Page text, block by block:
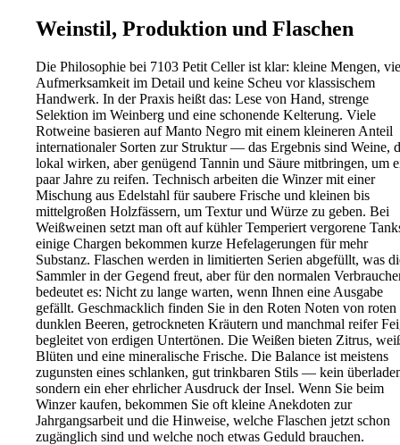
Weinstil, Produktion und Flaschen
Die Philosophie bei 7103 Petit Celler ist klar: kleine Mengen,
Aufmerksamkeit im Detail und keine Scheu vor klassischem
Handwerk. In der Praxis heißt das: Lese von Hand, strenge
Selektion im Weinberg und eine schonende Kelterung. Viele
Rotweine basieren auf Manto Negro mit einem kleineren Anteil
internationaler Sorten zur Struktur — das Ergebnis sind Weine,
lokal wirken, aber genügend Tannin und Säure mitbringen, um
paar Jahre zu reifen. Technisch arbeiten die Winzer mit einer
Mischung aus Edelstahl für saubere Frische und kleinen bis
mittelgroßen Holzfässern, um Textur und Würze zu geben. Bei
Weißweinen setzt man oft auf kühler Temperiert vergorene
einige Chargen bekommen kurze Hefelagerungen für mehr
Substanz. Flaschen werden in limitierten Serien abgefüllt, was
Sammler in der Gegend freut, aber für den normalen
bedeutet es: Nicht zu lange warten, wenn Ihnen eine Ausgabe
gefällt. Geschmacklich finden Sie in den Roten Noten von roten
dunklen Beeren, getrockneten Kräutern und manchmal reifer
begleitet von erdigen Untertönen. Die Weißen bieten Zitrus,
Blüten und eine mineralische Frische. Die Balance ist meistens
zugunsten eines schlanken, gut trinkbaren Stils — kein
sondern ein eher ehrlicher Ausdruck der Insel. Wenn Sie beim
Winzer kaufen, bekommen Sie oft kleine Anekdoten zur
Jahrgangsarbeit und die Hinweise, welche Flaschen jetzt schon
zugänglich sind und welche noch etwas Geduld brauchen.